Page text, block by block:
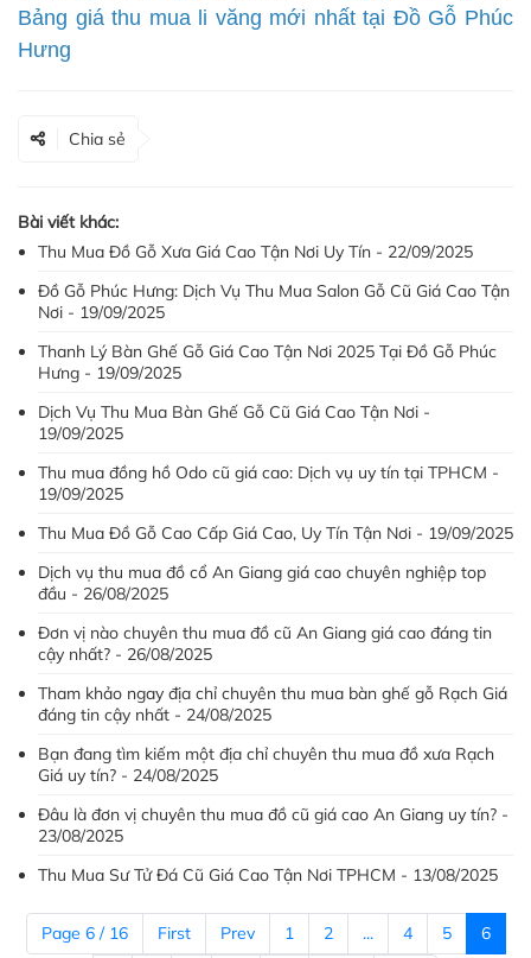
Bảng giá thu mua li văng mới nhất tại Đồ Gỗ Phúc
Hưng
Chia sẻ
Bài viết khác:
Thu Mua Đồ Gỗ Xưa Giá Cao Tận Nơi Uy Tín - 22/09/2025
Đồ Gỗ Phúc Hưng: Dịch Vụ Thu Mua Salon Gỗ Cũ Giá Cao Tận
Nơi - 19/09/2025
Thanh Lý Bàn Ghế Gỗ Giá Cao Tận Nơi 2025 Tại Đồ Gỗ Phúc
Hưng - 19/09/2025
Dịch Vụ Thu Mua Bàn Ghế Gỗ Cũ Giá Cao Tận Nơi -
19/09/2025
Thu mua đồng hồ Odo cũ giá cao: Dịch vụ uy tín tại TPHCM -
19/09/2025
Thu Mua Đồ Gỗ Cao Cấp Giá Cao, Uy Tín Tận Nơi - 19/09/2025
Dịch vụ thu mua đồ cổ An Giang giá cao chuyên nghiệp top
đầu - 26/08/2025
Đơn vị nào chuyên thu mua đồ cũ An Giang giá cao đáng tin
cậy nhất? - 26/08/2025
Tham khảo ngay địa chỉ chuyên thu mua bàn ghế gỗ Rạch Giá
đáng tin cậy nhất - 24/08/2025
Bạn đang tìm kiếm một địa chỉ chuyên thu mua đồ xưa Rạch
Giá uy tín? - 24/08/2025
Đâu là đơn vị chuyên thu mua đồ cũ giá cao An Giang uy tín? -
23/08/2025
Thu Mua Sư Tử Đá Cũ Giá Cao Tận Nơi TPHCM - 13/08/2025
Page 6 / 16 First Prev 1 2 ... 4 5
6